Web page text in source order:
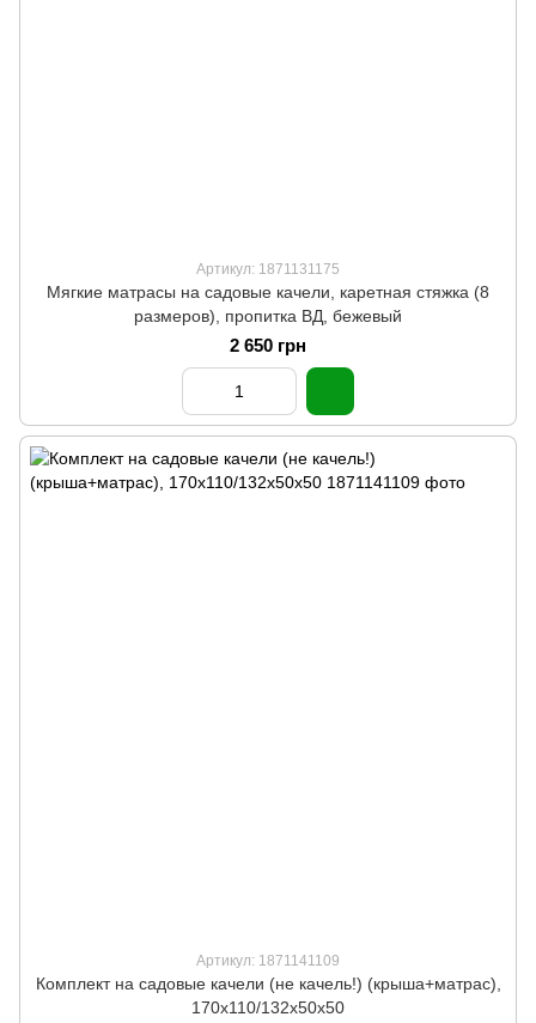
Артикул: 1871131175
Мягкие матрасы на садовые качели, каретная стяжка (8
размеров), пропитка ВД, бежевый
2 650 грн
Артикул: 1871141109
Комплект на садовые качели (не качель!) (крыша+матрас),
170х110/132х50х50